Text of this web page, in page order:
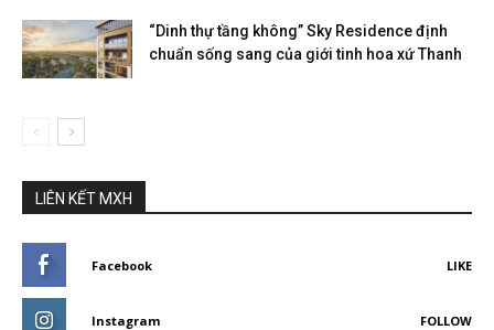
“Dinh thự tầng không” Sky Residence định
chuẩn sống sang của giới tinh hoa xứ Thanh
LIÊN KẾT MXH
Facebook LIKE
Instagram FOLLOW